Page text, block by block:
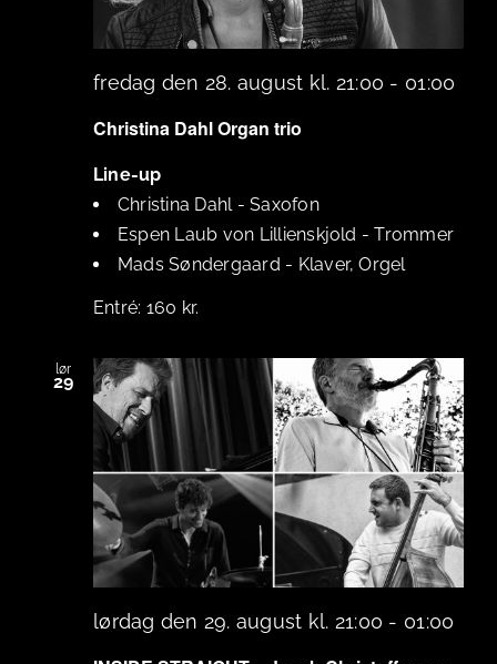
fredag den 28. august kl. 21:00 - 01:00
Christina Dahl Organ trio
Line-up
Christina Dahl -Saxofon
Espen Laub von Lillienskjold -Trommer
Mads Søndergaard - Klaver, Orgel
160 kr.
lør
29
lørdag den 29. august kl. 21:00 - 01:00